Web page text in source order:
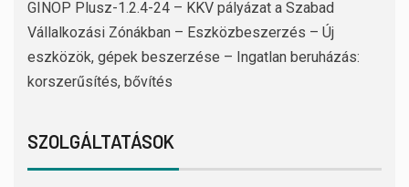
GINOP Plusz-1.2.4-24 – KKV pályázat a Szabad
Vállalkozási Zónákban – Eszközbeszerzés – Új
eszközök, gépek beszerzése – Ingatlan beruházás:
korszerűsítés, bővítés
SZOLGÁLTATÁSOK